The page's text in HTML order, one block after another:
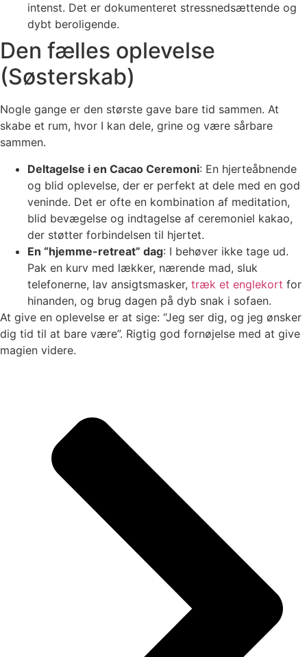
intenst. Det er dokumenteret stressnedsættende og
dybt beroligende.
Den fælles oplevelse
(Søsterskab)
Nogle gange er den største gave bare tid sammen. At
skabe et rum, hvor I kan dele, grine og være sårbare
sammen.
Deltagelse i en Cacao Ceremoni: En hjerteåbnende
og blid oplevelse, der er perfekt at dele med en god
veninde. Det er ofte en kombination af meditation,
blid bevægelse og indtagelse af ceremoniel kakao,
der støtter forbindelsen til hjertet.
En “hjemme-retreat” dag: I behøver ikke tage ud.
Pak en kurv med lækker, nærende mad, sluk
telefonerne, lav ansigtsmasker, træk et englekort for
hinanden, og brug dagen på dyb snak i sofaen.
At give en oplevelse er at sige: “Jeg ser dig, og jeg ønsker
dig tid til at bare være”. Rigtig god fornøjelse med at give
magien videre.